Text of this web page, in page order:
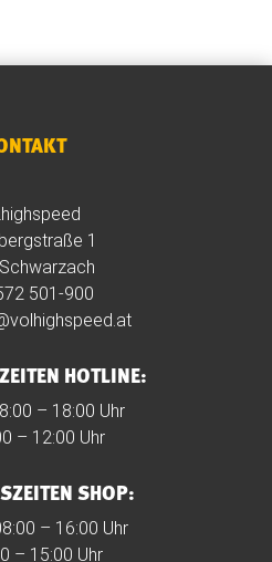
1
501-900
HOTLINE:
– 18:00 Uhr
– 12:00 Uhr
SHOP:
– 16:00 Uhr
– 15:00 Uhr